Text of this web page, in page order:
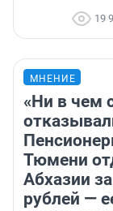
19
МНЕНИЕ
«Ни в чем
Тюмени
Абхазии
рублей —